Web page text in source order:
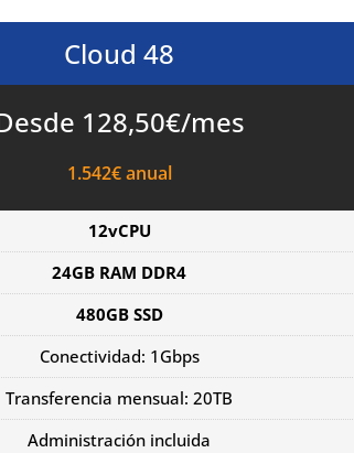
Cloud 48
128,50€/mes
1.542€ anual
12vCPU
24GB RAM DDR4
480GB SSD
Conectividad: 1Gbps
Transferencia mensual: 20TB
Administración incluida